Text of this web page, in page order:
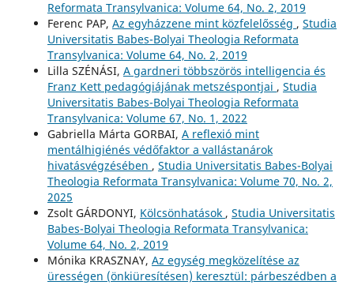
Reformata Transylvanica: Volume 64, No. 2, 2019
Ferenc PAP, Az egyházzene mint közfelelősség , Studia
Universitatis Babes-Bolyai Theologia Reformata
Transylvanica: Volume 64, No. 2, 2019
Lilla SZÉNÁSI, A gardneri többszörös intelligencia és
Franz Kett pedagógiájának metszéspontjai , Studia
Universitatis Babes-Bolyai Theologia Reformata
Transylvanica: Volume 67, No. 1, 2022
Gabriella Márta GORBAI, A reflexió mint
mentálhigiénés védőfaktor a vallástanárok
hivatásvégzésében , Studia Universitatis Babes-Bolyai
Theologia Reformata Transylvanica: Volume 70, No. 2,
2025
Zsolt GÁRDONYI, Kölcsönhatások , Studia Universitatis
Babes-Bolyai Theologia Reformata Transylvanica:
Volume 64, No. 2, 2019
Mónika KRASZNAY, Az egység megközelítése az
ürességen (önkiüresítésen) keresztül: párbeszédben a